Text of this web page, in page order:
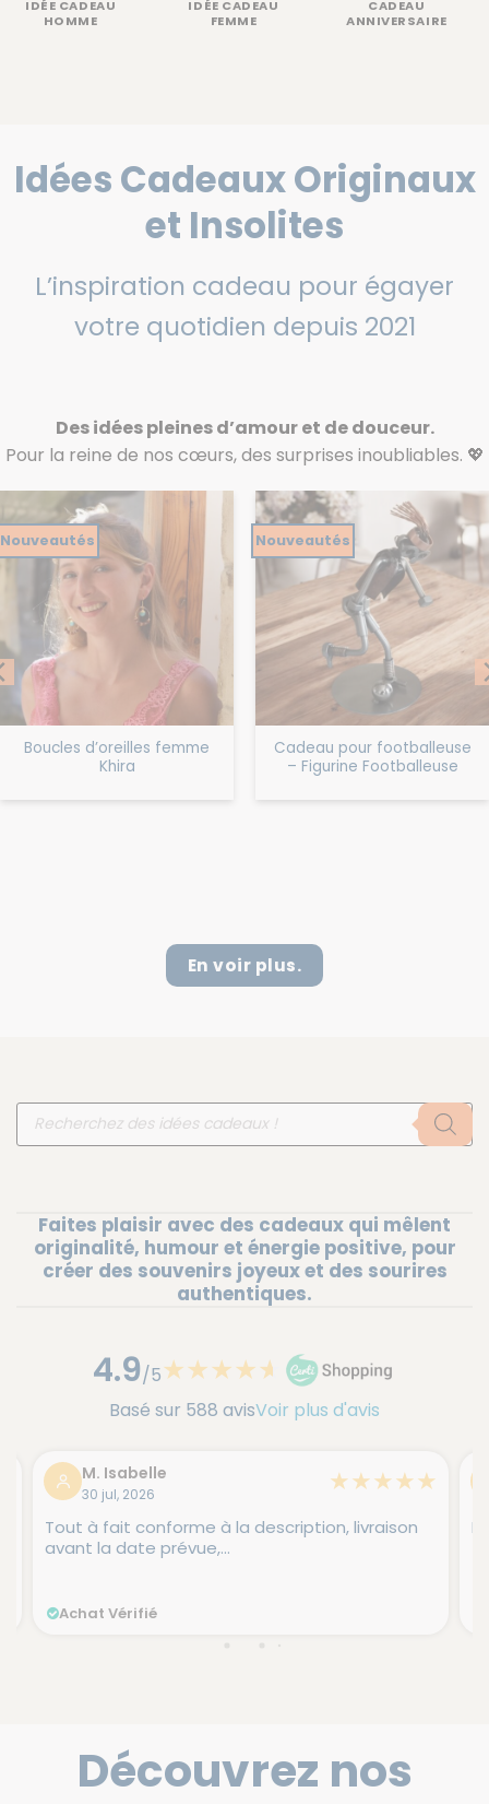
IDÉE CADEAU
HOMME
IDÉE CADEAU
FEMME
CADEAU
ANNIVERSAIRE
Idées Cadeaux Originaux
et Insolites
L’inspiration cadeau pour égayer
votre quotidien depuis 2021
Des idées pleines d’amour et de douceur.
Pour la reine de nos cœurs, des surprises inoubliables. 💖
Nouveautés
Boucles d’oreilles femme
Khira
Nouveautés
Cadeau pour footballeuse
– Figurine Footballeuse
En voir plus.
Recherche
de
produits
Faites plaisir avec des cadeaux qui mêlent
originalité, humour et énergie positive, pour
créer des souvenirs joyeux et des sourires
authentiques.
4.9/5★★★★★
★
Basé sur 588 avisVoir plus d'avis
à la description, livraison
prévue,...
D. Nadine
25 jul, 2026
Livraison délai
Découvrez nos